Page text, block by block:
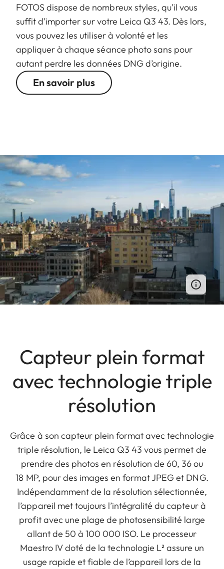
FOTOS dispose de nombreux styles, qu’il vous
suffit d’importer sur votre Leica Q3 43. Dès lors,
vous pouvez les utiliser à volonté et les
appliquer à chaque séance photo sans pour
autant perdre les données DNG d’origine.
En savoir plus
Capteur plein format
avec technologie triple
résolution
Grâce à son capteur plein format avec technologie
triple résolution, le Leica Q3 43 vous permet de
prendre des photos en résolution de 60, 36 ou
18 MP, pour des images en format JPEG et DNG.
Indépendamment de la résolution sélectionnée,
l’appareil met toujours l’intégralité du capteur à
profit avec une plage de photosensibilité large
allant de 50 à 100 000 ISO. Le processeur
Maestro IV doté de la technologie L² assure un
usage rapide et fiable de l’appareil lors de la